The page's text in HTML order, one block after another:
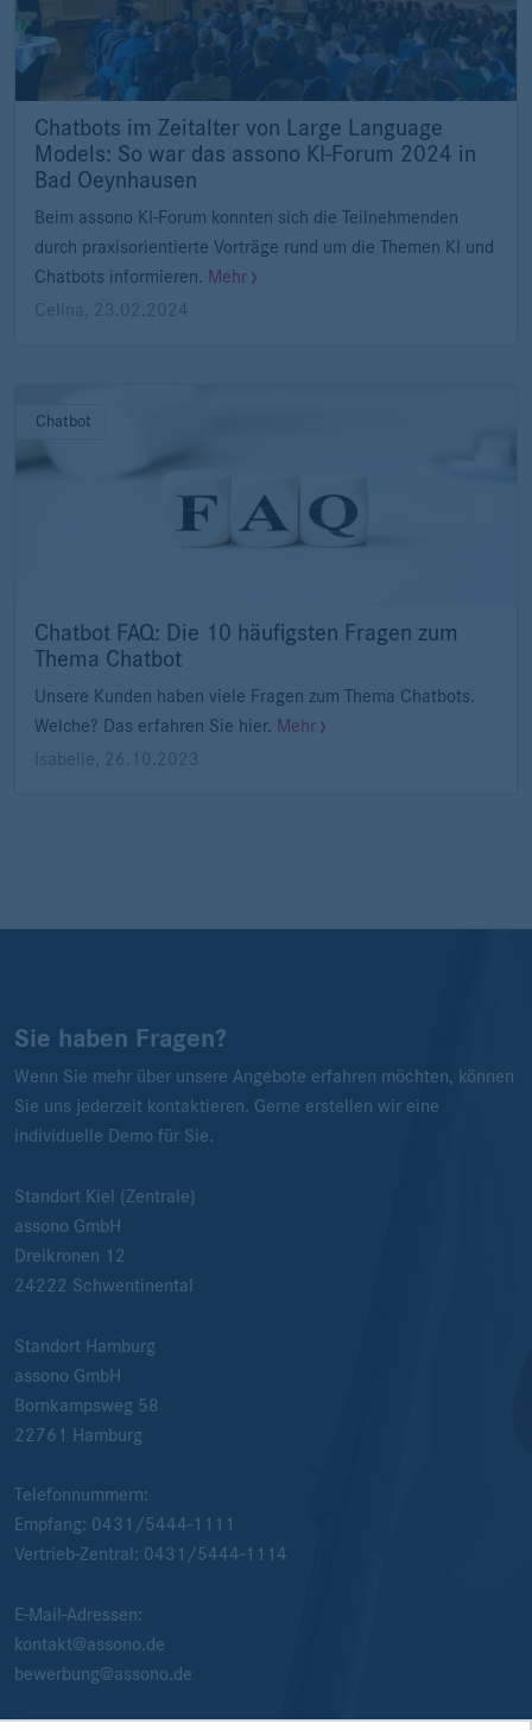
Chatbots im Zeitalter von Large Language
Models: So war das assono KI-Forum 2024 in
Bad Oeynhausen
Beim assono KI-Forum konnten sich die Teilnehmenden
durch praxisorientierte Vorträge rund um die Themen KI und
Chatbots informieren. Mehr
Celina, 23.02.2024
Chatbot
Chatbot FAQ: Die 10 häufigsten Fragen zum
Thema Chatbot
Unsere Kunden haben viele Fragen zum Thema Chatbots.
Welche? Das erfahren Sie hier. Mehr
Isabelle, 26.10.2023
Sie haben Fragen?
Wenn Sie mehr über unsere Angebote erfahren möchten, können
Sie uns jederzeit kontaktieren. Gerne erstellen wir eine
individuelle Demo für Sie.
Standort Kiel (Zentrale)
assono GmbH
Dreikronen 12
24222 Schwentinental
Standort Hamburg
assono GmbH
Bornkampsweg 58
22761 Hamburg
Telefonnummern:
Empfang: 0431/5444-1111
Vertrieb-Zentral: 0431/5444-1114
E-Mail-Adressen:
kontakt@assono.de
bewerbung@assono.de